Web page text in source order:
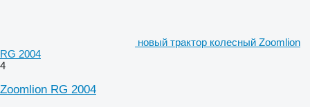
новый трактор колесный Zoomlion
RG 2004
4
Zoomlion RG 2004